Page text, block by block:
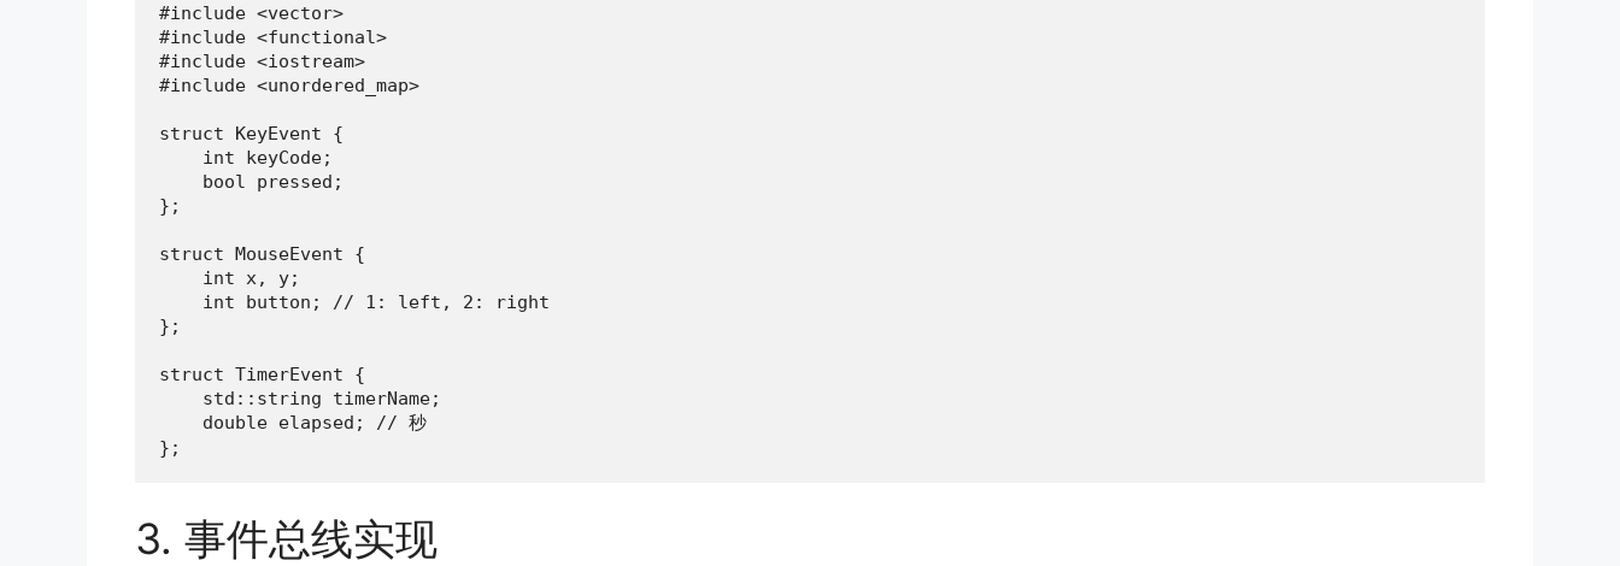
#include <vector>
#include <functional>
#include <iostream>
#include <unordered_map>
struct KeyEvent {
    int keyCode;
    bool pressed;
};
struct MouseEvent {
    int x, y;
    int button; // 1: left, 2: right
};
struct TimerEvent {
    std::string timerName;
    double elapsed; // 秒
};
3. 事件总线实现